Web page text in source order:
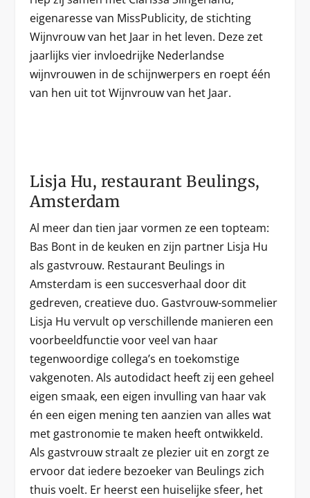
eigenaresse van MissPublicity, de stichting
Wijnvrouw van het Jaar in het leven. Deze zet
jaarlijks vier invloedrijke Nederlandse
wijnvrouwen in de schijnwerpers en roept één
van hen uit tot Wijnvrouw van het Jaar.
Lisja Hu, restaurant Beulings,
Amsterdam
Al meer dan tien jaar vormen ze een topteam:
Bas Bont in de keuken en zijn partner Lisja Hu
als gastvrouw. Restaurant Beulings in
Amsterdam is een succesverhaal door dit
gedreven, creatieve duo. Gastvrouw-sommelier
Lisja Hu vervult op verschillende manieren een
voorbeeldfunctie voor veel van haar
tegenwoordige collega’s en toekomstige
vakgenoten. Als autodidact heeft zij een geheel
eigen smaak, een eigen invulling van haar vak
én een eigen mening ten aanzien van alles wat
met gastronomie te maken heeft ontwikkeld.
Als gastvrouw straalt ze plezier uit en zorgt ze
ervoor dat iedere bezoeker van Beulings zich
thuis voelt. Er heerst een huiselijke sfeer, het